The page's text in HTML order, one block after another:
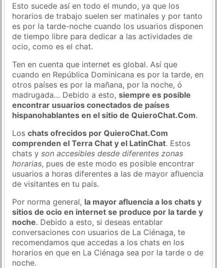
Esto sucede así en todo el mundo, ya que los
horarios de trabajo suelen ser matinales y por tanto
es por la tarde-noche cuando los usuarios disponen
de tiempo libre para dedicar a las actividades de
ocio, como es el chat.
Ten en cuenta que internet es global. Así que
cuando en República Dominicana es por la tarde, en
otros países es por la mañana, por la noche, ó
madrugada… Debido a esto,siempre es posible
encontrar usuarios conectados de países
hispanohablantes en el sitio de QuieroChat.Com.
Loschats ofrecidos por QuieroChat.Com
comprenden el Terra Chat y el LatinChat. Estos
chats yson accesibles desde diferentes zonas
horarias, pues de este modo es posible encontrar
usuarios a horas diferentes a las de mayor afluencia
de visitantes en tu país.
Por norma general, la mayor afluencia a los chats y
sitios de ocio en internet se produce por la tarde y
noche. Debido a esto, si deseas entablar
conversaciones con usuarios de La Ciénaga, te
recomendamos que accedas a los chats en los
horarios en que en La Ciénaga sea por la tarde o de
noche.